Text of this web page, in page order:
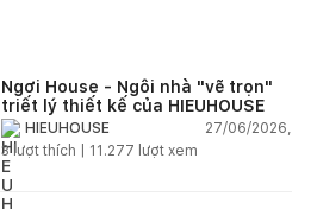
Ngơi House - Ngôi nhà "vẽ trọn"
triết lý thiết kế của HIEUHOUSE
HIEUHOUSE
27/06/2026,
3lượt thích | 11.277 lượt xem